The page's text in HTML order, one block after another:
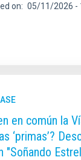
on 05/11/2026 -
en común la
‘primas’?
"Soñando